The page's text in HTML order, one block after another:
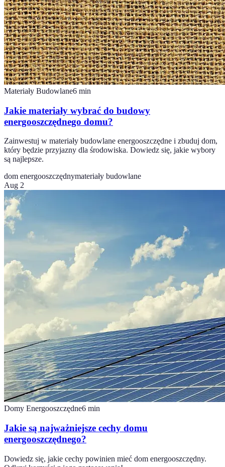
Materiały Budowlane6 min
Jakie materiały wybrać do budowy
energooszczędnego domu?
Zainwestuj w materiały budowlane energooszczędne i zbuduj dom,
który będzie przyjazny dla środowiska. Dowiedz się, jakie wybory
są najlepsze.
dom energooszczędnymateriały budowlane
Aug 2
Domy Energooszczędne6 min
Jakie są najważniejsze cechy domu
energooszczędnego?
Dowiedz się, jakie cechy powinien mieć dom energooszczędny.